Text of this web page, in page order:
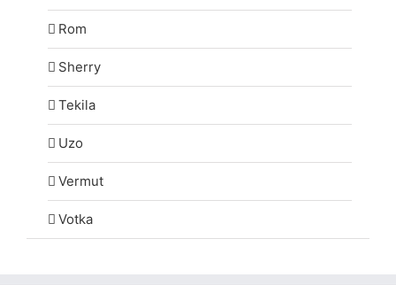
Rom
Sherry
Tekila
Uzo
Vermut
Votka